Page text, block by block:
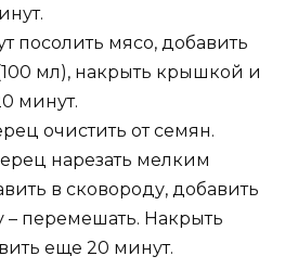
посолить мясо, добавить
мл), накрыть крышкой и
минут.
очистить от семян.
нарезать мелким
в сковороду, добавить
– перемешать. Накрыть
еще 20 минут.